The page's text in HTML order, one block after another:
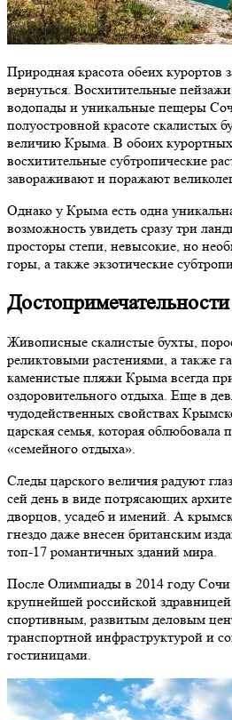
Природная красота обеих курортов
вернуться. Восхитительные
водопады и уникальные пещеры
полуостровной красоте скалистых
величию Крыма. В обоих курортных
восхитительные субтропические
завораживают и поражают
Однако у Крыма есть одна
возможность увидеть сразу три
просторы степи, невысокие, но
горы, а также экзотические
Живописные скалистые бухты,
реликтовыми растениями, а также
каменистые пляжи Крыма всегда
оздоровительного отдыха. Еще в
чудодейственных свойствах
царская семья, которая облюбовала
«семейного отдыха».
Следы царского величия радуют
сей день в виде потрясающих
дворцов, усадеб и имений. А
гнездо даже внесен британским
топ-17 романтичных зданий мира.
После Олимпиады в 2014 году Сочи
крупнейшей российской
спортивным, развитым деловым
транспортной инфраструктурой и
гостиницами.